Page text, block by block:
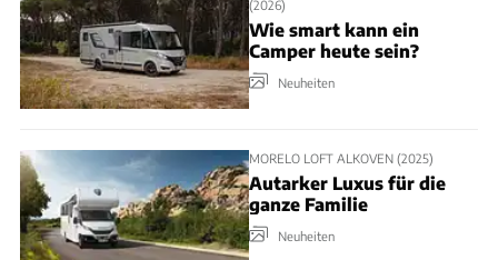
(2026)
Wie smart kann ein
Camper heute sein?
Neuheiten
MORELO LOFT ALKOVEN (2025)
Autarker Luxus für die
ganze Familie
Neuheiten